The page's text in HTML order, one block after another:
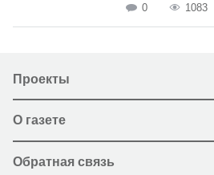
0 1083
Проекты
О газете
Обратная связь